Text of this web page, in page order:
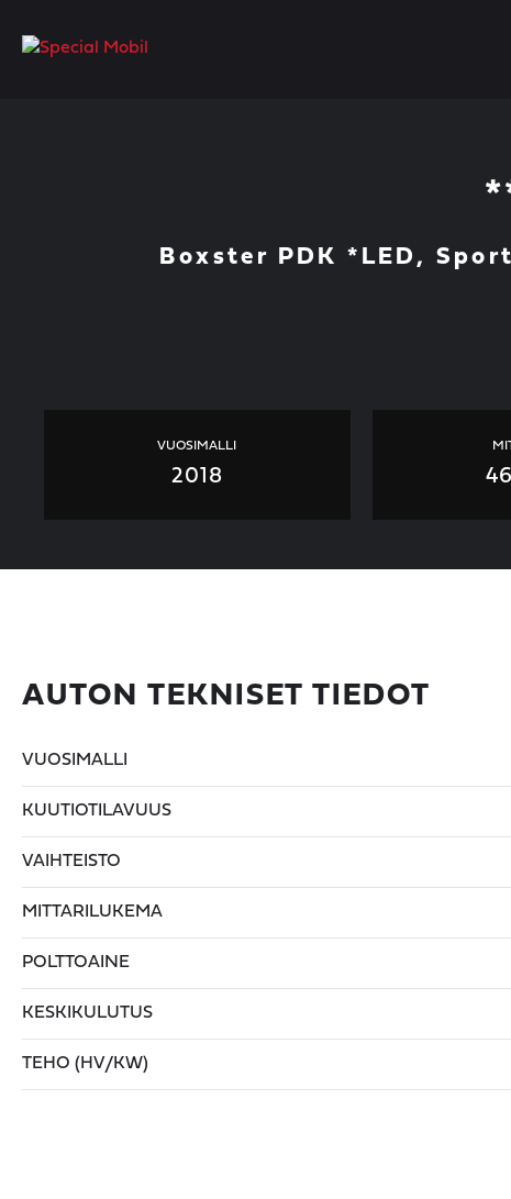
Boxster PDK *LED,
VUOSIMALLI
2018
AUTON TEKNISET TIEDOT
VUOSIMALLI
KUUTIOTILAVUUS
VAIHTEISTO
MITTARILUKEMA
POLTTOAINE
KESKIKULUTUS
TEHO (HV/KW)